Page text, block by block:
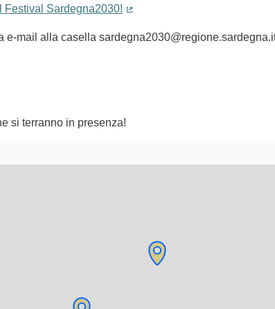
Festival Sardegna2030!
e-mail alla casella
si terranno in presenza!
di questa pagina come punti della mappa.